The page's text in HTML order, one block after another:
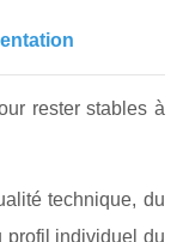
rester stables à
technique, du
profil individuel du